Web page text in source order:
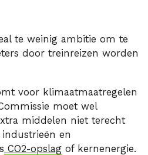
te weinig ambitie om te
door treinreizen worden
voor klimaatmaatregelen
moet wel
middelen niet terecht
en
CO2-opslag of kernenergie.